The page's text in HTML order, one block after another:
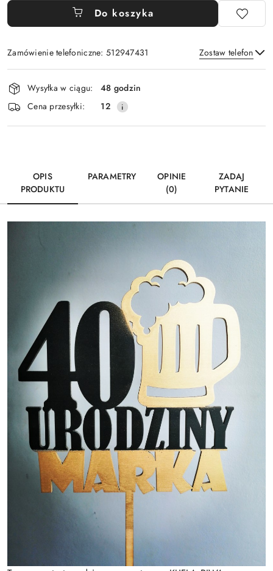
Do koszyka
Zamówienie telefoniczne: 512947431 Zostaw telefon
Wyślij
Dostępność
i
dostawa
Wysyłka w ciągu:
48 godzin
Cena przesyłki:
12
OPIS
PRODUKTU
PARAMETRY
OPINIE
(0)
ZADAJ
PYTANIE